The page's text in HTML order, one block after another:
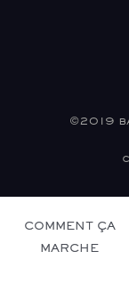
©2019
COMMENT ÇA
MARCHE